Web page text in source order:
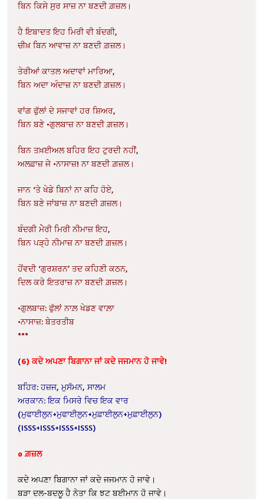
ਬਿਨ ਕਿਸੇ ਸੁਰ ਸਾਜ਼ ਨਾ ਬਣਦੀ ਗ਼ਜ਼ਲ।
ਹੈ ਇਬਾਦਤ ਇਹ ਮਿਰੀ ਵੀ ਬੰਦਗੀ,
ਚੀਖ਼ ਬਿਨ ਆਵਾਜ਼ ਨਾ ਬਣਦੀ ਗ਼ਜ਼ਲ।
ਤੇਰੀਆਂ ਕਾਤਲ ਅਦਾਵਾਂ ਮਾਰਿਆ,
ਬਿਨ ਅਦਾ ਅੰਦਾਜ਼ ਨਾ ਬਣਦੀ ਗ਼ਜ਼ਲ।
ਵਾਂਗ ਫੁੱਲਾਂ ਦੇ ਸਜਾਵਾਂ ਹਰ ਸ਼ਿਅਰ,
ਬਿਨ ਬਣੇ •ਗੁਲਬਾਜ਼ ਨਾ ਬਣਦੀ ਗ਼ਜ਼ਲ।
ਬਿਨ ਤਖ਼ਈਅਲ ਬਹਿਰ ਇਹ ਟੁਰਦੀ ਨਹੀਂ,
ਅਲਫ਼ਾਜ਼ ਜੇ •ਨਾਸਾਜ਼! ਨਾ ਬਣਦੀ ਗ਼ਜ਼ਲ।
ਜਾਨ ‘ਤੇ ਖੇਡੇ ਬਿਨਾਂ ਨਾ ਕਹਿ ਹੋਏ,
ਬਿਨ ਬਣੇ ਜਾਂਬਾਜ਼ ਨਾ ਬਣਦੀ ਗ਼ਜ਼ਲ।
ਬੰਦਗੀ ਮੇੇਰੀ ਮਿਰੀ ਨੀਮਾਜ਼ ਇਹ,
ਬਿਨ ਪੜ੍ਹੇ ਨੀਮਾਜ਼ ਨਾ ਬਣਦੀ ਗ਼ਜ਼ਲ।
ਹੋਂਵਦੀ ‘ਗੁਰਸ਼ਰਨ’ ਤਦ ਕਹਿਣੀ ਕਠਨ,
ਦਿਲ ਕਰੇ ਇਤਰਾਜ਼ ਨਾ ਬਣਦੀ ਗ਼ਜ਼ਲ।
•ਗੁਲਬਾਜ਼: ਫੁੱਲਾਂ ਨਾਲ਼ ਖੇਡਣ ਵਾਲ਼ਾ
•ਨਾਸਾਜ਼: ਬੇਤਰਤੀਬ
***
(6)ਕਦੇ ਅਪਣਾ ਬਿਗਾਨਾ ਜਾਂ ਕਦੇ ਜਜਮਾਨ ਹੋ ਜਾਵੇ!
ਬਹਿਰ: ਹਜ਼ਜ, ਮੁਸੱਮਨ, ਸਾਲਮ
ਅਰਕਾਨ: ਇਕ ਮਿਸਰੇ ਵਿਚ ਇਕ ਵਾਰ
(ਮੁਫਾਈਲੁਨ+ਮੁਫਾਈਲੁਨ+ਮੁਫ਼ਾਈਲੁਨ+ਮੁਫ਼ਾਈਲੁਨ)
(ISSS+ISSS+ISSS+ISSS)
o ਗ਼ਜ਼ਲ
ਕਦੇ ਅਪਣਾ ਬਿਗਾਨਾ ਜਾਂ ਕਦੇ ਜਜਮਾਨ ਹੋ ਜਾਵੇ।
ਬੜਾ ਦਲ-ਬਦਲੂ ਹੈ ਨੇਤਾ ਕਿ ਝਟ ਬਈਮਾਨ ਹੋ ਜਾਵੇ।